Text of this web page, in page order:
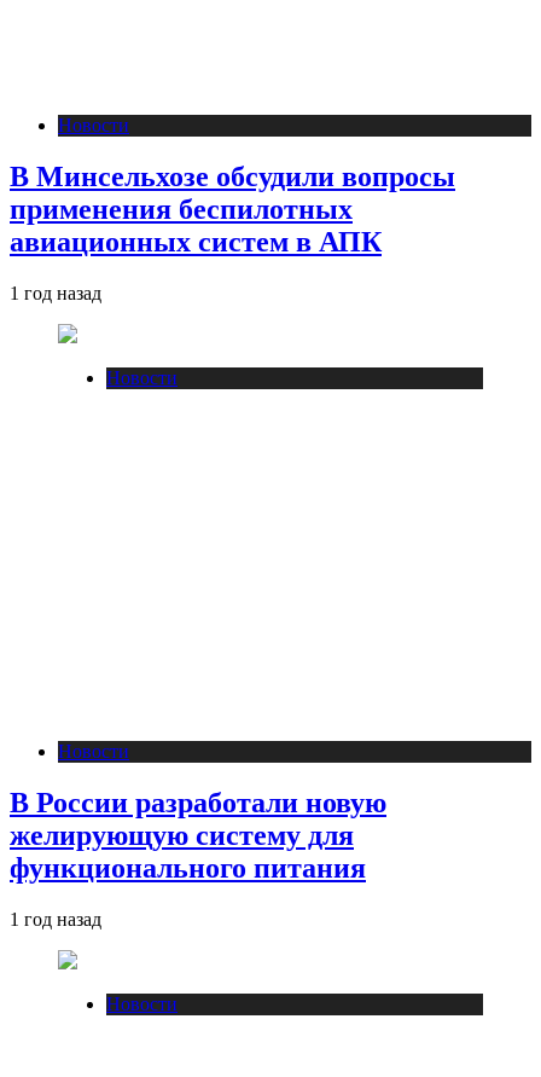
Новости
В Минсельхозе обсудили вопросы
применения беспилотных
авиационных систем в АПК
1 год назад
Новости
Новости
В России разработали новую
желирующую систему для
функционального питания
1 год назад
Новости